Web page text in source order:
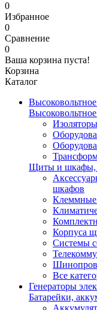
0
Избранное
0
Сравнение
0
Ваша корзина пуста!
Корзина
Каталог
Щиты и шкафы,
шкафов
Корпуса
Системы
Все
Генераторы
Батарейки,